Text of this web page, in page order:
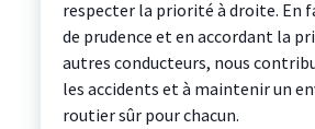
respecter la priorité à droite. En
de prudence et en accordant la
autres conducteurs, nous
les accidents et à maintenir un
routier sûr pour chacun.